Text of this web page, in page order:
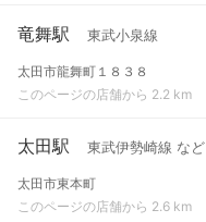
竜舞駅 東武小泉線
太田市龍舞町１８３８
このページの店舗から 2.2 km
太田駅 東武伊勢崎線 など
太田市東本町
このページの店舗から 2.6 km